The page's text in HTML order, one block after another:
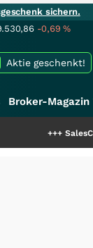
sichern.
-0,69%
Aktie geschenkt!
Broker-Magazin
SalesCloser